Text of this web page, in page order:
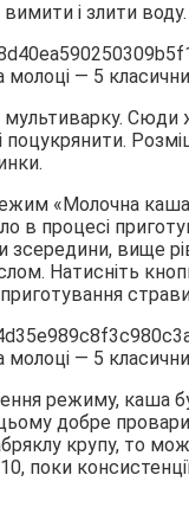
і злити воду.
Сюди
поцукрянити.
«Молочна
в процесі
зсередини, вище
Натисніть
режиму, каша
добре
крупу, то
10, поки